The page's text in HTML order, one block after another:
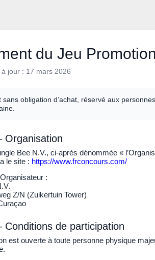
du Jeu
jour : 17 mars 2026
sans obligation d’achat, réservé aux
Organisation
Bee N.V., ci-après dénommée «
le site : https://www.frconcours.com/
:
Z/N (Zuikertuin Tower)
Conditions de participation
est ouverte à toute personne physique